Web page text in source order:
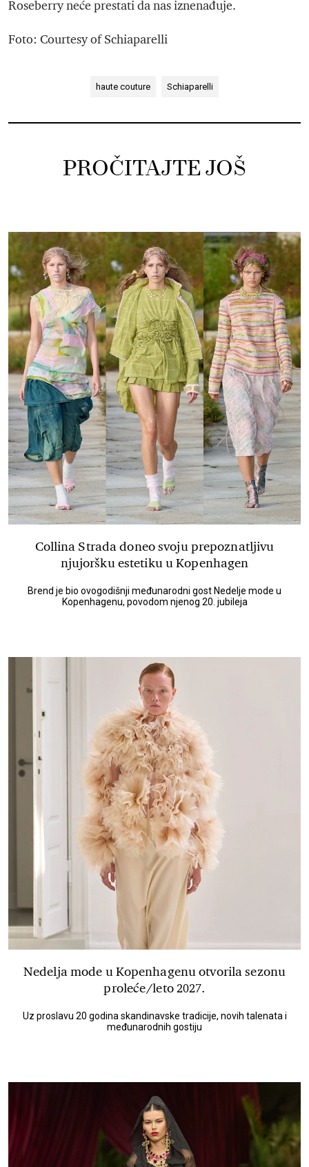
Roseberry neće prestati da nas iznenađuje.
Foto: Courtesy of Schiaparelli
haute couture Schiaparelli
PROČITAJTE JOŠ
Collina Strada doneo svoju prepoznatljivu
njujoršku estetiku u Kopenhagen
Brend je bio ovogodišnji međunarodni gost Nedelje mode u
Kopenhagenu, povodom njenog 20. jubileja
Nedelja mode u Kopenhagenu otvorila sezonu
proleće/leto 2027.
Uz proslavu 20 godina skandinavske tradicije, novih talenata i
međunarodnih gostiju